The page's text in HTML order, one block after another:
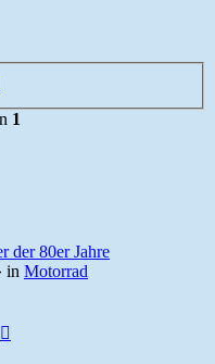
1
der 80er Jahre
in Motorrad